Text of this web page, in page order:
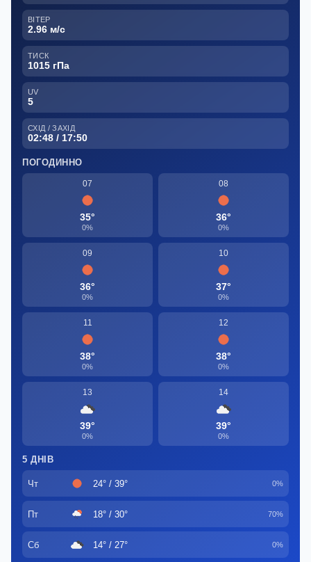
ВІТЕР
2.96 м/с
ТИСК
1015 гПа
UV
5
СХІД / ЗАХІД
02:48 / 17:50
ПОГОДИННО
07
35°
0%
08
36°
0%
09
36°
0%
10
37°
0%
11
38°
0%
12
38°
0%
13
39°
0%
14
39°
0%
5 ДНІВ
Чт 24° / 39° 0%
Пт 18° / 30° 70%
Сб 14° / 27° 0%